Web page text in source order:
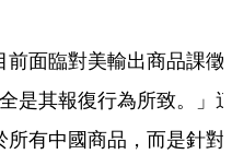
面臨對美輸出商品課徵
是其報復行為所致。」
有中國商品，而是針對